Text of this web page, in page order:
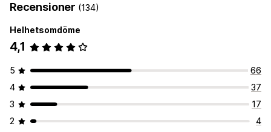
Recensioner (134)
Helhetsomdöme
4,1
5
66
4
37
3
17
2
4